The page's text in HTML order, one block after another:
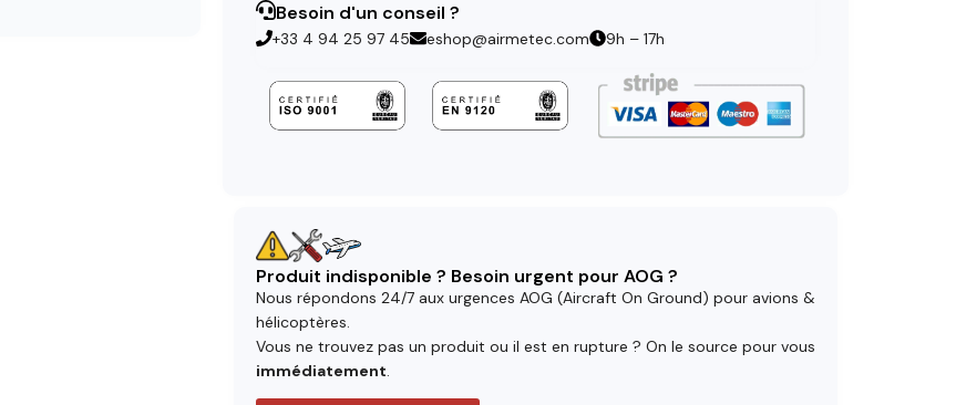
Besoin d'un conseil ?
+33 4 94 25 97 45 eshop@airmetec.com 9h – 17h
Produit indisponible ? Besoin urgent pour AOG ?
Nous répondons 24/7 aux urgences AOG (Aircraft On Ground) pour avions &
hélicoptères.
Vous ne trouvez pas un produit ou il est en rupture ? On le source pour vous
immédiatement.